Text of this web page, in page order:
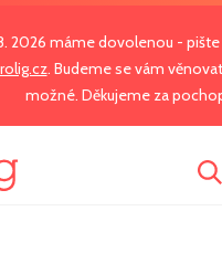
2026 máme dovolenou -
. Budeme se vám
možné. Děkujeme za